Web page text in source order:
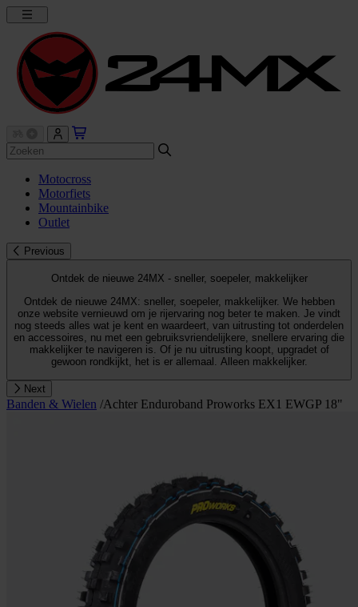
Motocross
Motorfiets
Mountainbike
Outlet
Previous
Ontdek de nieuwe 24MX - sneller, soepeler, makkelijker
Ontdek de nieuwe 24MX: sneller, soepeler, makkelijker. We hebben
onze website vernieuwd om je rijervaring nog beter te maken. Je vindt
nog steeds alles wat je kent en waardeert, van uitrusting tot onderdelen
en accessoires, nu met een gebruiksvriendelijkere, snellere ervaring die
makkelijker te navigeren is. Of je nu uitrusting koopt, upgradet of
gewoon rondkijkt, het is er allemaal. Alleen makkelijker.
Next
Banden & Wielen /Achter Enduroband Proworks EX1 EWGP 18"